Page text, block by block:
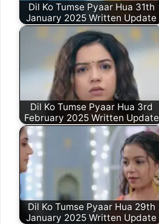
Dil Ko Tumse Pyaar Hua 31th
January 2025 Written Update
Dil Ko Tumse Pyaar Hua 3rd
February 2025 Written Update
Dil Ko Tumse Pyaar Hua 29th
January 2025 Written Update